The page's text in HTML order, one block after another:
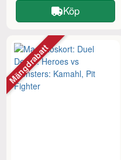
Köp
Mängdrabatt